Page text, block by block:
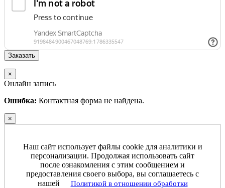
×
Онлайн запись
Ошибка: Контактная форма не найдена.
×
Наш сайт использует файлы cookie для аналитики и
персонализации. Продолжая использовать сайт
после ознакомления с этим сообщением и
предоставления своего выбора, вы соглашаетесь с
нашей
Политикой в отношении обработки